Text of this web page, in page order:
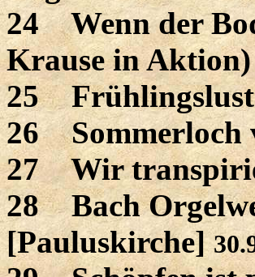
24 Wenn der
Krause in
25
26 Sommerloch
27 Wir
28 Bach
[Pauluskirche]